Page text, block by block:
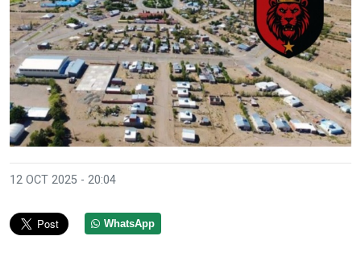
12 OCT 2025 - 20:04
WhatsApp